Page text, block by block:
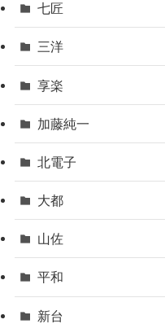
七匠
三洋
享楽
加藤純一
北電子
大都
山佐
平和
新台